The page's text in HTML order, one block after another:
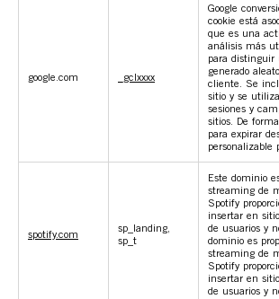
google.com _gclxxxx
Google
cookie está
que es una
análisis más
para distinguir
generado
cliente. Se
sitio y se
sesiones y
sitios. De
para expirar
personalizable
spotify.com
sp_landing,
sp_t
Este dominio
streaming de
Spotify
insertar en
de usuarios y
dominio es
streaming de
Spotify
insertar en
de usuarios y